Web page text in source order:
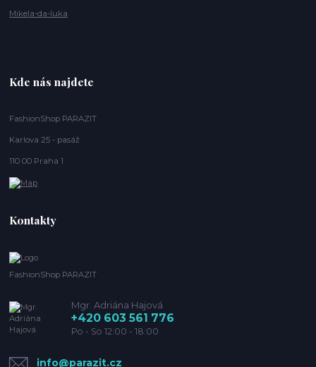
Mikela-da-luka
Kde nás najdete
FashionShop PARAZIT
Karlova 25 - pasáž
110 00 Praha 1
Kontakty
FashionShop PARAZIT
Mgr. Adriána Hajová
+420 603 561 776
Po - So 12:00 - 18:00
info@parazit.cz